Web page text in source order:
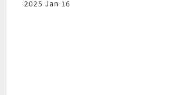
2025 Jan 16